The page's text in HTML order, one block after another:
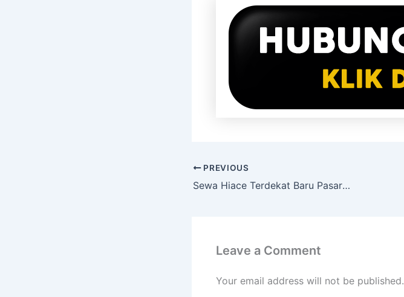
PREVIOUS
Sewa Hiace Terdekat Baru Pasar Rebo Jakarta Timur
Leave a Comment
Your email address will not be published.